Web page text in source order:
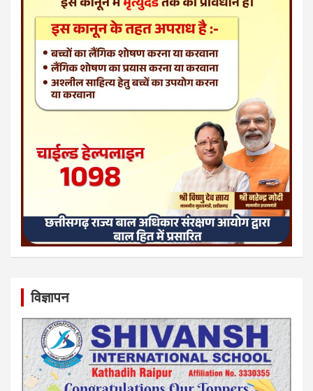
विज्ञापन